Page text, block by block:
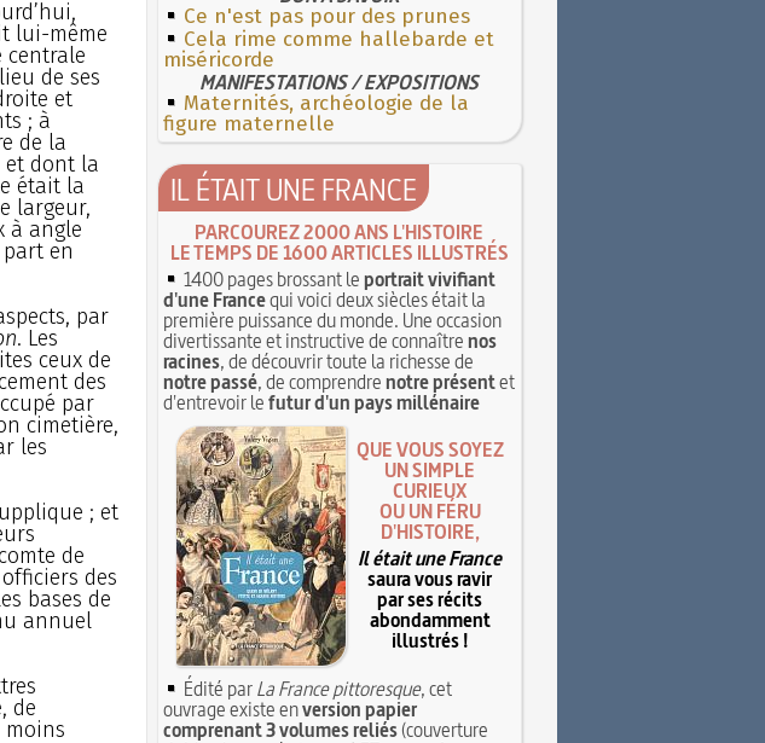
lui-même
centrale
de ses
et
; à
de la
et dont la
était la
largeur,
à angle
en
par
. Les
ceux de
des
par
cimetière,
les
; et
de
des
bases de
annuel
de
moins
Ce n'est pas pour des prunes
Cela rime comme hallebarde et
miséricorde
MANIFESTATIONS / EXPOSITIONS
Maternités, archéologie de la
figure maternelle
IL ÉTAIT UNE FRANCE
PARCOUREZ 2000 ANS L'HISTOIRE
LE TEMPS DE 1600 ARTICLES ILLUSTRÉS
1400 pages brossant leportrait vivifiant
d'une Francequi voici deux siècles était la
première puissance du monde. Une occasion
divertissante et instructive de connaîtrenos
racines, de découvrir toute la richesse de
notre passé, de comprendrenotre présentet
d'entrevoir lefutur d'un pays millénaire
QUE VOUS SOYEZ
UN SIMPLE
CURIEUX
OU UN FÉRU
D'HISTOIRE,
Il était une France
saura vous ravir
par ses récits
abondamment
illustrés !
Édité parLa France pittoresque, cet
ouvrage existe enversion papier
comprenant 3 volumes reliés(couverture